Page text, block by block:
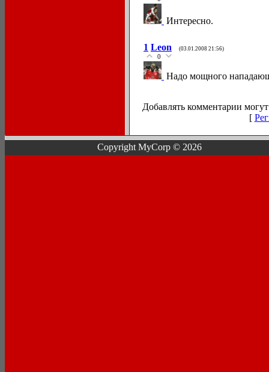
Интересно.
1 Leon (03.01.2008 21:56)
0
Надо мощного
Добавлять комментарии
[
Copyright MyCorp © 2026